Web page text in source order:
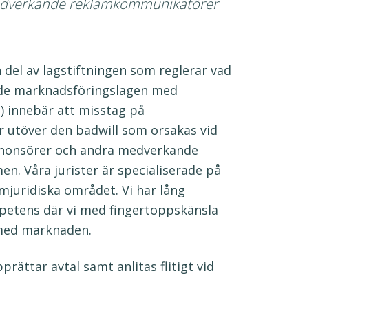
reklamkommunikatörer
av lagstiftningen som reglerar vad
marknadsföringslagen med
innebär att misstag på
den badwill som orsakas vid
och andra medverkande
Våra jurister är specialiserade på
området. Vi har lång
där vi med fingertoppskänsla
marknaden.
avtal samt anlitas flitigt vid